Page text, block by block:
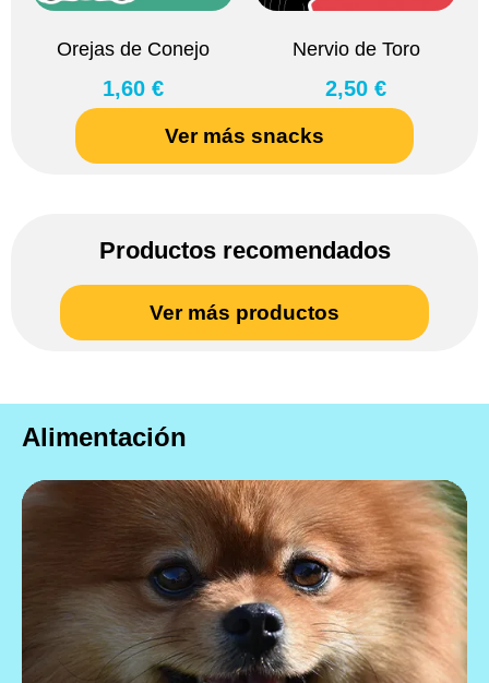
Orejas de Conejo
1,60 €
Nervio de Toro
2,50 €
Ver más snacks
Productos recomendados
Ver más productos
Alimentación